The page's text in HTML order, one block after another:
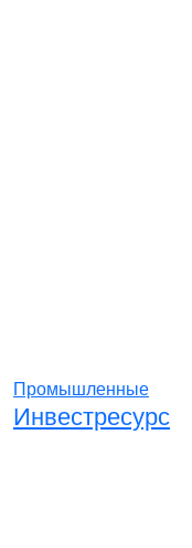
Промышленные
Инвестресурс